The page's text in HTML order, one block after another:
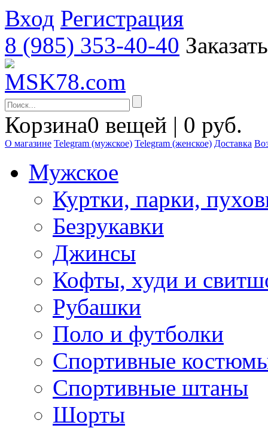
Вход Регистрация
8 (985) 353-40-40
Корзина0 вещей | 0 руб.
О магазине Telegram (мужское) Telegram (женское) Доставка
Мужское
Куртки, парки,
Безрукавки
Джинсы
Кофты, худи и
Рубашки
Поло и футболки
Спортивные
Спортивные штаны
Шорты